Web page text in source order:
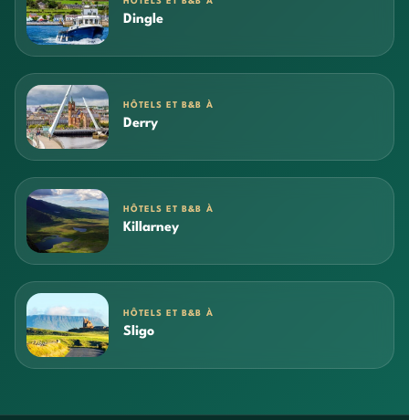
Dingle
HÔTELS ET B&B À
Derry
HÔTELS ET B&B À
Killarney
HÔTELS ET B&B À
Sligo